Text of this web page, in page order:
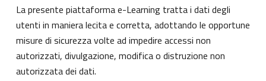
La presente piattaforma e-Learning tratta i dati degli
utenti in maniera lecita e corretta, adottando le opportune
misure di sicurezza volte ad impedire accessi non
autorizzati, divulgazione, modifica o distruzione non
autorizzata dei dati.